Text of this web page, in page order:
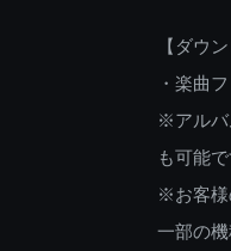
【ダウ
・楽曲
※アルバ
も可能で
※お客様
一部の